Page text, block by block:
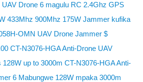
Drone 6 magulu RC 2.4Ghz GPS
433Mhz 900Mhz 175W Jammer kufika
OMN UAV Drone Jammer $
CT-N3076-HGA Anti-Drone UAV
up to 3000m CT-N3076-HGA ​​Anti-
6 Mabungwe 128W mpaka 3000m